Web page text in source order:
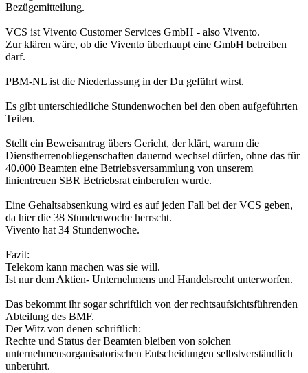
Bezügemitteilung.
VCS ist Vivento Customer Services GmbH - also Vivento.
Zur klären wäre, ob die Vivento überhaupt eine GmbH betreiben
darf.
PBM-NL ist die Niederlassung in der Du geführt wirst.
Es gibt unterschiedliche Stundenwochen bei den oben aufgeführten
Teilen.
Stellt ein Beweisantrag übers Gericht, der klärt, warum die
Dienstherrenobliegenschaften dauernd wechsel dürfen, ohne das für
40.000 Beamten eine Betriebsversammlung von unserem
linientreuen SBR Betriebsrat einberufen wurde.
Eine Gehaltsabsenkung wird es auf jeden Fall bei der VCS geben,
da hier die 38 Stundenwoche herrscht.
Vivento hat 34 Stundenwoche.
Fazit:
Telekom kann machen was sie will.
Ist nur dem Aktien- Unternehmens und Handelsrecht unterworfen.
Das bekommt ihr sogar schriftlich von der rechtsaufsichtsführenden
Abteilung des BMF.
Der Witz von denen schriftlich:
Rechte und Status der Beamten bleiben von solchen
unternehmensorganisatorischen Entscheidungen selbstverständlich
unberührt.